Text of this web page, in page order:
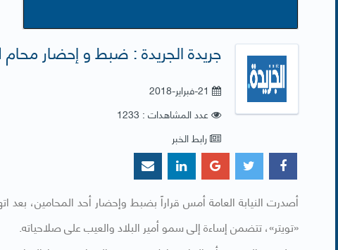
جريدة الجريدة : ضبط و إحضار محام
21-فبراير-2018
عدد المشاهدات : 1233
رابط الخبر
أصدرت النيابة العامة أمس قراراً بضبط وإحضار أحد المحامين، بعد
«تويتر»، تتضمن إساءة إلى سمو أمير البلاد والعيب على صلاحياته.